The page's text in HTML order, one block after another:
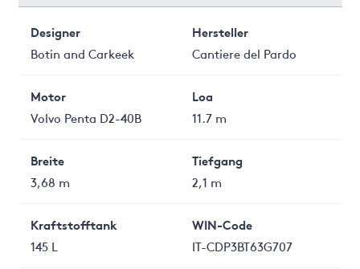
Designer
Botin and Carkeek
Hersteller
Cantiere del Pardo
Motor
Volvo Penta D2-40B
Loa
11.7 m
Breite
3,68 m
Tiefgang
2,1 m
Kraftstofftank
145 L
WIN-Code
IT-CDP3BT63G707